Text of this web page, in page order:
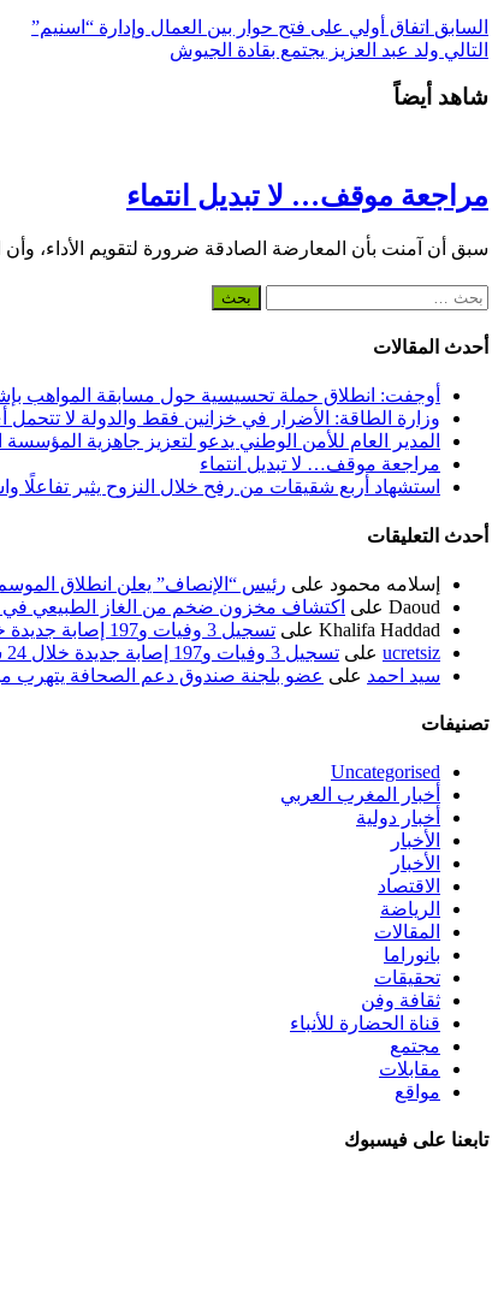
السابق اتفاق أولي على فتح حوار بين العمال وإدارة “اسنيم”
التالي ولد عبد العزيز يجتمع بقادة الجيوش
شاهد أيضاً
مراجعة موقف… لا تبديل انتماء
سبق أن آمنت بأن المعارضة الصادقة ضرورة لتقويم الأداء،
البحث
أحدث المقالات
أوجفت: انطلاق حملة تحسيسية حول مسابقة المواهب
وزارة الطاقة: الأضرار في خزانين فقط والدولة لا تتحمل
المدير العام للأمن الوطني يدعو لتعزيز جاهزية المؤسسة
مراجعة موقف… لا تبديل انتماء
استشهاد أربع شقيقات من رفح خلال النزوح يثير
أحدث التعليقات
إسلامه محمود على رئيس “الإنصاف” يعلن انطلاق الموسم
Daoud على اكتشاف مخزون ضخم من الغاز الطبيعي في
Khalifa Haddad على تسجيل 3 وفيات و197 إصابة جديدة خلال 24 ساعة الماضية
ucretsiz على تسجيل 3 وفيات و197 إصابة جديدة خلال 24 ساعة الماضية
سيد احمد على عضو بلجنة صندوق دعم الصحافة يتهرب
تصنيفات
Uncategorised
أخبار المغرب العربي
أخبار دولية
الأخبار
الأخبار
الاقتصاد
الرياضة
المقالات
بانوراما
تحقيقات
ثقافة وفن
قناة الحضارة للأنباء
مجتمع
مقابلات
مواقع
تابعنا على فيسبوك